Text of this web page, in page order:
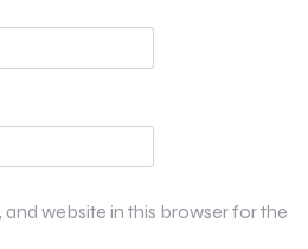
and website in this browser for the